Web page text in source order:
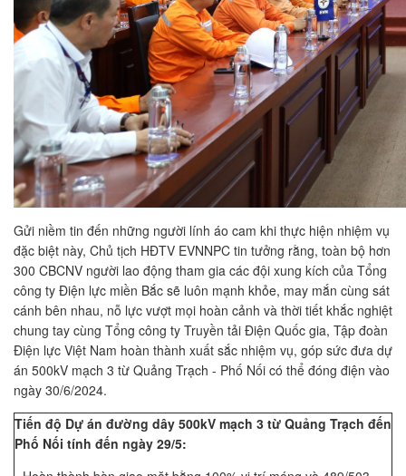
Gửi niềm tin đến những người lính áo cam khi thực hiện nhiệm vụ
đặc biệt này, Chủ tịch HĐTV EVNNPC tin tưởng rằng, toàn bộ hơn
300 CBCNV người lao động tham gia các đội xung kích của Tổng
công ty Điện lực miền Bắc sẽ luôn mạnh khỏe, may mắn cùng sát
cánh bên nhau, nỗ lực vượt mọi hoàn cảnh và thời tiết khắc nghiệt
chung tay cùng Tổng công ty Truyền tải Điện Quốc gia, Tập đoàn
Điện lực Việt Nam hoàn thành xuất sắc nhiệm vụ, góp sức đưa dự
án 500kV mạch 3 từ Quảng Trạch - Phố Nối có thể đóng điện vào
ngày 30/6/2024.
Tiến độ Dự án đường dây 500kV mạch 3 từ Quảng Trạch đến
Phố Nối tính đến ngày 29/5: